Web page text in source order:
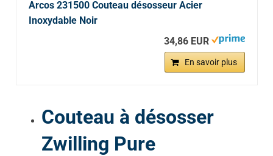
Arcos 231500 Couteau désosseur Acier
Inoxydable Noir
34,86 EUR
En savoir plus
Couteau à désosser
Zwilling Pure